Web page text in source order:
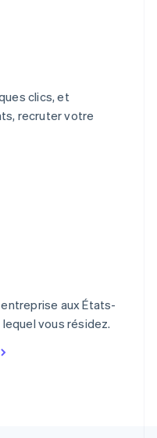
clics, et
recruter votre
aux États-
vous résidez.